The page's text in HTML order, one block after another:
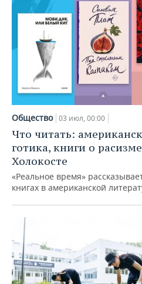
Общество 03 июл, 00:00
Что читать:
готика, книги о
Холокосте
«Реальное время»
книгах в американской